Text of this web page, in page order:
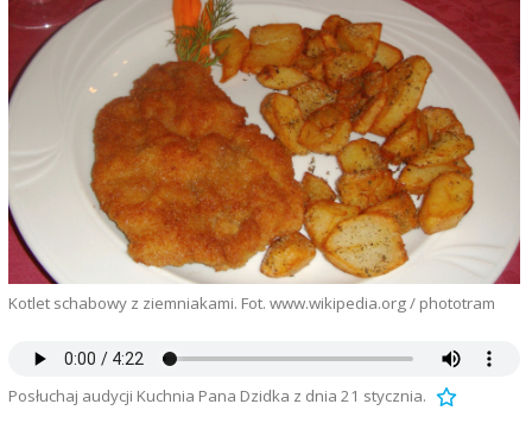
Kotlet schabowy z ziemniakami. Fot. www.wikipedia.org / phototram
Posłuchaj audycji Kuchnia Pana Dzidka z dnia 21 stycznia.